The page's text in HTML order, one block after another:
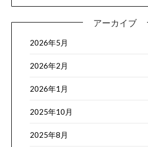
アーカイブ
2026年5月
2026年2月
2026年1月
2025年10月
2025年8月